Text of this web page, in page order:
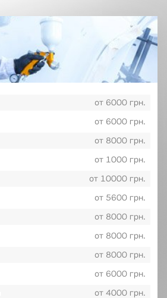
от 6000 грн.
от 6000 грн.
от 8000 грн.
от 1000 грн.
от 10000 грн.
от 5600 грн.
от 8000 грн.
от 8000 грн.
от 8000 грн.
от 6000 грн.
от 4000 грн.